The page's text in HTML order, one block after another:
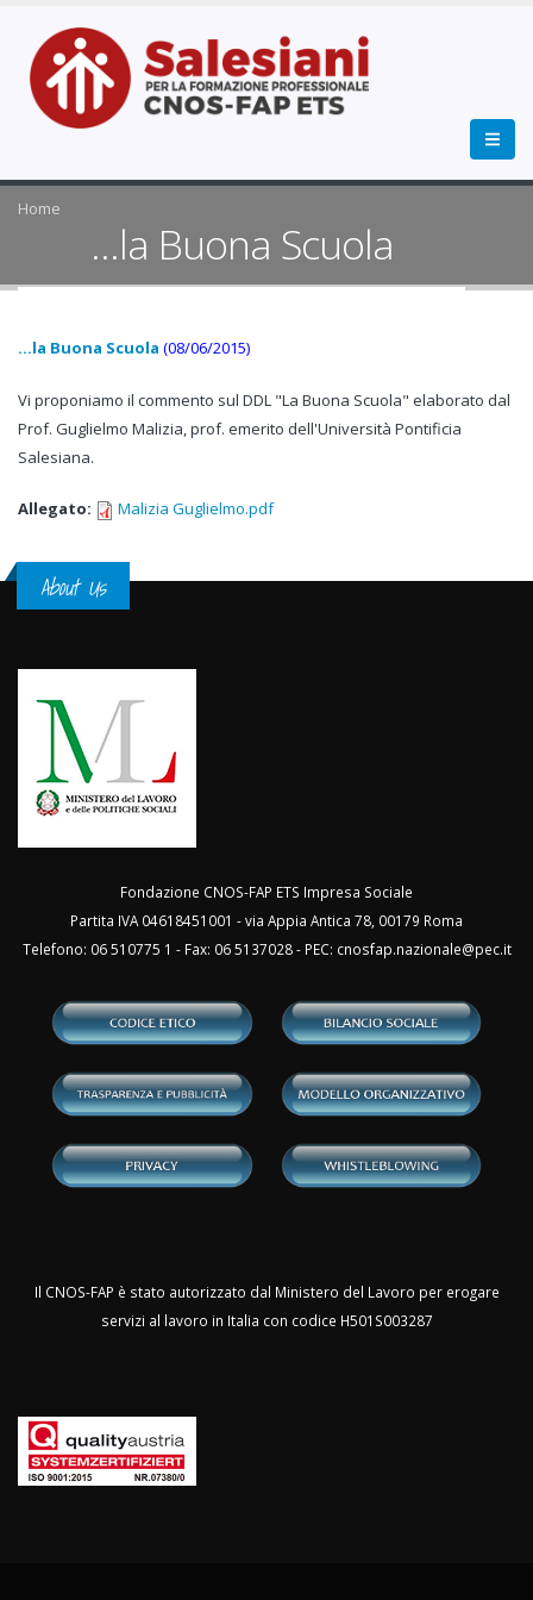
Home
...la Buona Scuola
...la Buona Scuola (08/06/2015)
Vi proponiamo il commento sul DDL "La Buona Scuola" elaborato dal
Prof. Guglielmo Malizia, prof. emerito dell'Università Pontificia
Salesiana.
Allegato: Malizia Guglielmo.pdf
About Us
Fondazione CNOS-FAP ETS Impresa Sociale
Partita IVA 04618451001 - via Appia Antica 78, 00179 Roma
Telefono: 06 510775 1 - Fax: 06 5137028 - PEC: cnosfap.nazionale@pec.it
Il CNOS-FAP è stato autorizzato dal Ministero del Lavoro per erogare
servizi al lavoro in Italia con codice H501S003287